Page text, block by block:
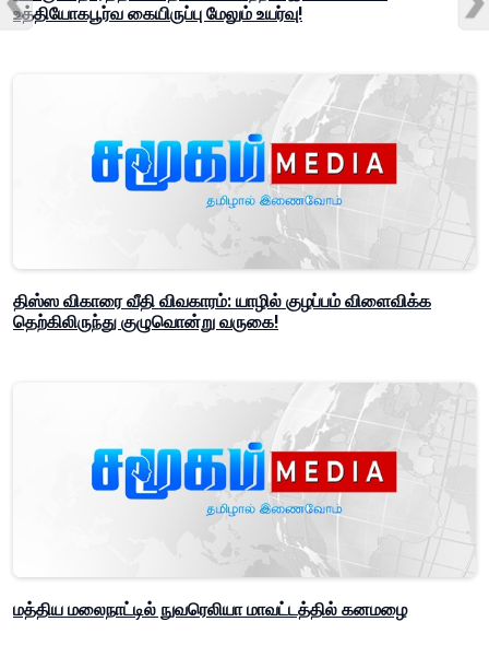
உத்தியோகபூர்வ கையிருப்பு மேலும் உயர்வு!
திஸ்ஸ விகாரை வீதி விவகாரம்: யாழில் குழப்பம் விளைவிக்க
தெற்கிலிருந்து குழுவொன்று வருகை!
மத்திய மலைநாட்டில் நுவரெலியா மாவட்டத்தில் கனமழை